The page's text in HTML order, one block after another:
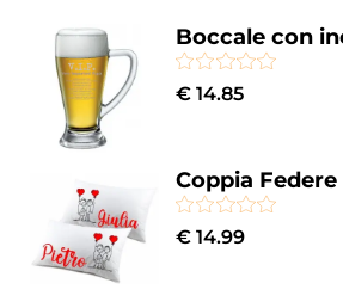
BAMBINI
€ 14.85
€ 14.99